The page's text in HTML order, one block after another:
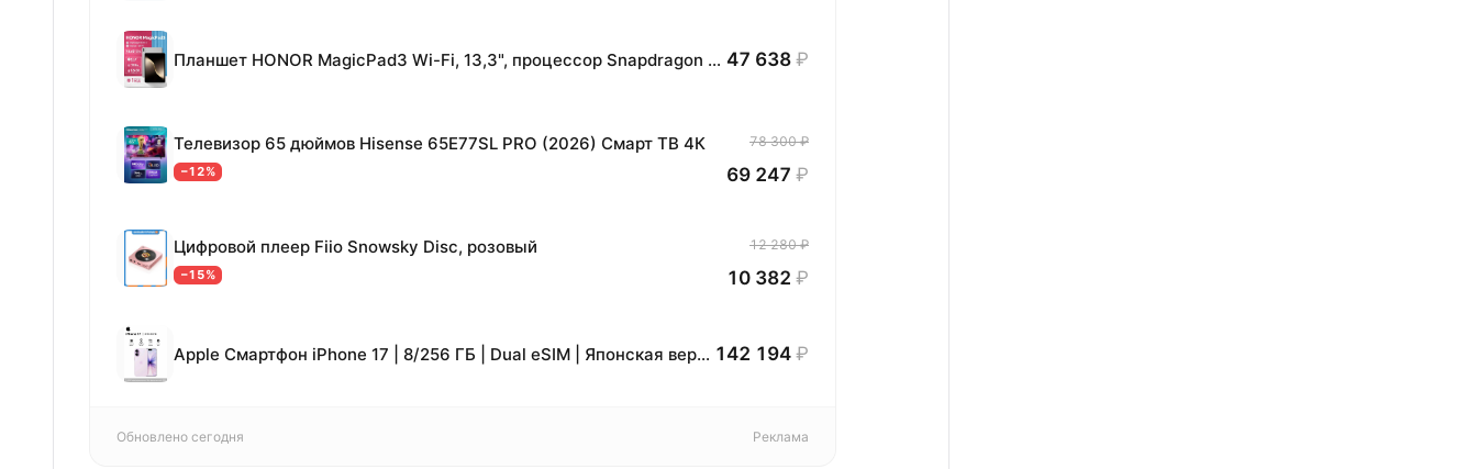
Планшет HONOR MagicPad3 Wi-Fi, 13,3", процессор Snapdragon 8, 16ГБ/512ГБ, EU 47 638 ₽
Телевизор 65 дюймов Hisense 65E77SL PRO (2026) Смарт ТВ 4К
−12%
78 300 ₽
69 247 ₽
Цифровой плеер Fiio Snowsky Disc, розовый
−15%
12 280 ₽
10 382 ₽
Apple Смартфон iPhone 17 | 8/256 ГБ | Dual eSIM | Японская версия 142 194 ₽
Обновлено сегодня Реклама